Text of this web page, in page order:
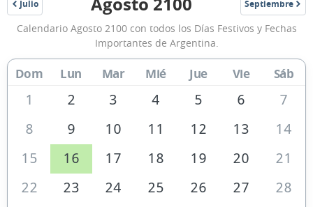
Julio
2100
Calendario
Agosto
2100
de
Argentina
Septiembre
2100
Calendario Agosto 2100 con todos los Días Festivos y Fechas
Importantes de Argentina.
Dom Lun Mar Mié Jue Vie Sáb
1 2 3 4 5 6
7
8
9 10 11 12 13
14
15
16 17 18 19 20
21
22
23 24 25 26 27
28